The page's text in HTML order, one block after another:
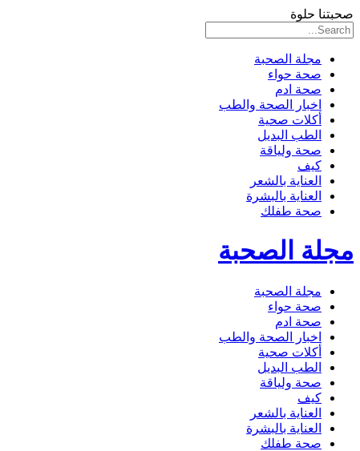
صحبتنا حلوة
مجلة الصحبة
صحة حواء
صحة ادم
اخبار الصحة والطب
أكلات صحية
الطب البديل
صحة ولياقة
كيف
العناية بالشعر
العناية بالبشرة
صحة طفلك
مجلة الصحبة
مجلة الصحبة
صحة حواء
صحة ادم
اخبار الصحة والطب
أكلات صحية
الطب البديل
صحة ولياقة
كيف
العناية بالشعر
العناية بالبشرة
صحة طفلك